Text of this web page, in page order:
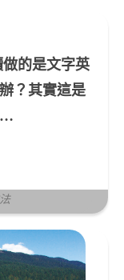
的是文字英
？其實這是
…